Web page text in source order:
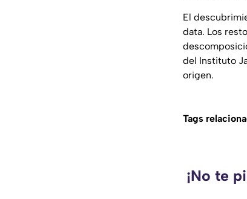
El
data. Los
del Instituto
origen.
Tags
¡No te